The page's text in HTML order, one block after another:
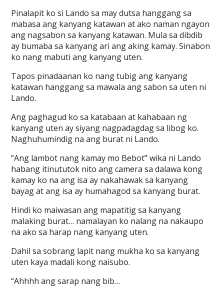
Pinalapit ko si Lando sa may dutsa hanggang sa
mabasa ang kanyang katawan at ako naman ngayon
ang nagsabon sa kanyang katawan. Mula sa dibdib
ay bumaba sa kanyang ari ang aking kamay. Sinabon
ko nang mabuti ang kanyang uten.
Tapos pinadaanan ko nang tubig ang kanyang
katawan hanggang sa mawala ang sabon sa uten ni
Lando.
Ang paghagud ko sa katabaan at kahabaan ng
kanyang uten ay siyang nagpadagdag sa libog ko.
Naghuhumindig na ang burat ni Lando.
“Ang lambot nang kamay mo Bebot” wika ni Lando
habang itinututok nito ang camera sa dalawa kong
kamay ko na ang isa ay nakahawak sa kanyang
bayag at ang isa ay humahagod sa kanyang burat.
Hindi ko maiwasan ang mapatitig sa kanyang
malaking burat… namalayan ko nalang na nakaupo
na ako sa harap nang kanyang uten.
Dahil sa sobrang lapit nang mukha ko sa kanyang
uten kaya madali kong naisubo.
“Ahhhh ang sarap nang bib…